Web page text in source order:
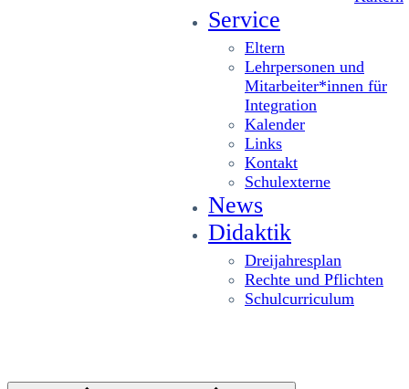
Service
Eltern
Lehrpersonen und
Mitarbeiter*innen für
Integration
Kalender
Links
Kontakt
Schulexterne
News
Didaktik
Dreijahresplan
Rechte und Pflichten
Schulcurriculum